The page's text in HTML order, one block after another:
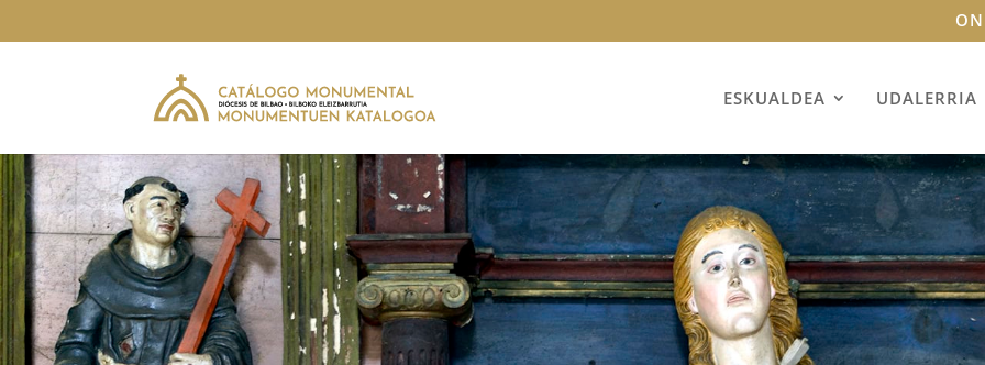
ESKUALDEA UDALERRIA